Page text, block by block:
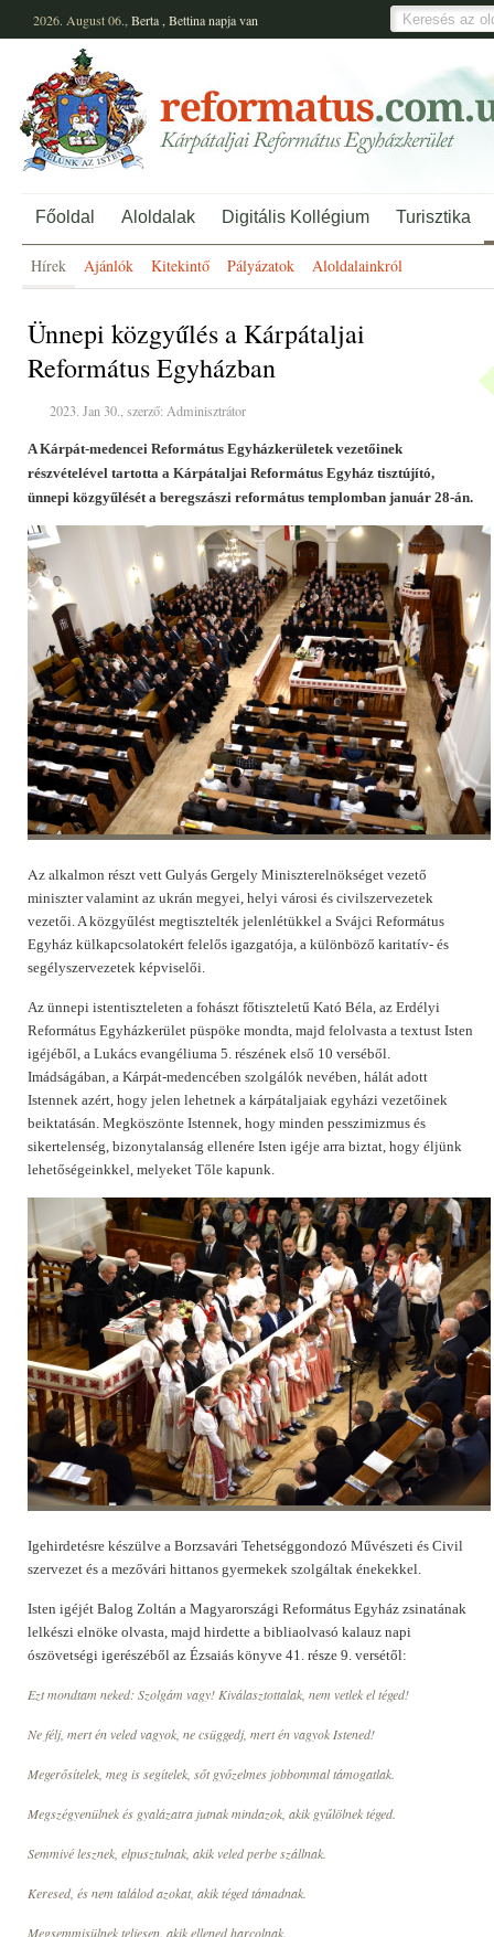
2026. August 06., Berta , Bettinanapja van
Főoldal Aloldalak Digitális Kollégium Turisztika
Hírek Ajánlók Kitekintő Pályázatok Aloldalainkról
Ünnepi közgyűlés a Kárpátaljai
Református Egyházban
2023. Jan 30., szerző: Adminisztrátor
A Kárpát-medencei Református Egyházkerületek vezetőinek
részvételével tartotta a Kárpátaljai Református Egyház tisztújító,
ünnepi közgyűlését a beregszászi református templomban január 28-án.
Az alkalmon részt vett Gulyás Gergely Miniszterelnökséget vezető
miniszter valamint az ukrán megyei, helyi városi és civilszervezetek
vezetői. A közgyűlést megtisztelték jelenlétükkel a Svájci Református
Egyház külkapcsolatokért felelős igazgatója, a különböző karitatív- és
segélyszervezetek képviselői.
Az ünnepi istentiszteleten a fohászt főtiszteletű Kató Béla, az Erdélyi
Református Egyházkerület püspöke mondta, majd felolvasta a textust Isten
igéjéből, a Lukács evangéliuma 5. részének első 10 verséből.
Imádságában, a Kárpát-medencében szolgálók nevében, hálát adott
Istennek azért, hogy jelen lehetnek a kárpátaljaiak egyházi vezetőinek
beiktatásán. Megköszönte Istennek, hogy minden pesszimizmus és
sikertelenség, bizonytalanság ellenére Isten igéje arra biztat, hogy éljünk
lehetőségeinkkel, melyeket Tőle kapunk.
Igehirdetésre készülve a Borzsavári Tehetséggondozó Művészeti és Civil
szervezet és a mezővári hittanos gyermekek szolgáltak énekekkel.
Isten igéjét Balog Zoltán a Magyarországi Református Egyház zsinatának
lelkészi elnöke olvasta, majd hirdette a bibliaolvasó kalauz napi
ószövetségi igerészéből az Ézsaiás könyve 41. része 9. versétől:
Ezt mondtam neked: Szolgám vagy! Kiválasztottalak, nem vetlek el téged!
Ne félj, mert én veled vagyok, ne csüggedj, mert én vagyok Istened!
Megerősítelek, meg is segítelek, sőt győzelmes jobbommal támogatlak.
Megszégyenülnek és gyalázatra jutnak mindazok, akik gyűlölnek téged.
Semmivé lesznek, elpusztulnak, akik veled perbe szállnak.
Keresed, és nem találod azokat, akik téged támadnak.
Megsemmisülnek teljesen, akik ellened harcolnak.